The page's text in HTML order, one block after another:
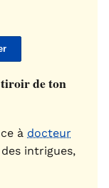
de ton
à docteur
intrigues,